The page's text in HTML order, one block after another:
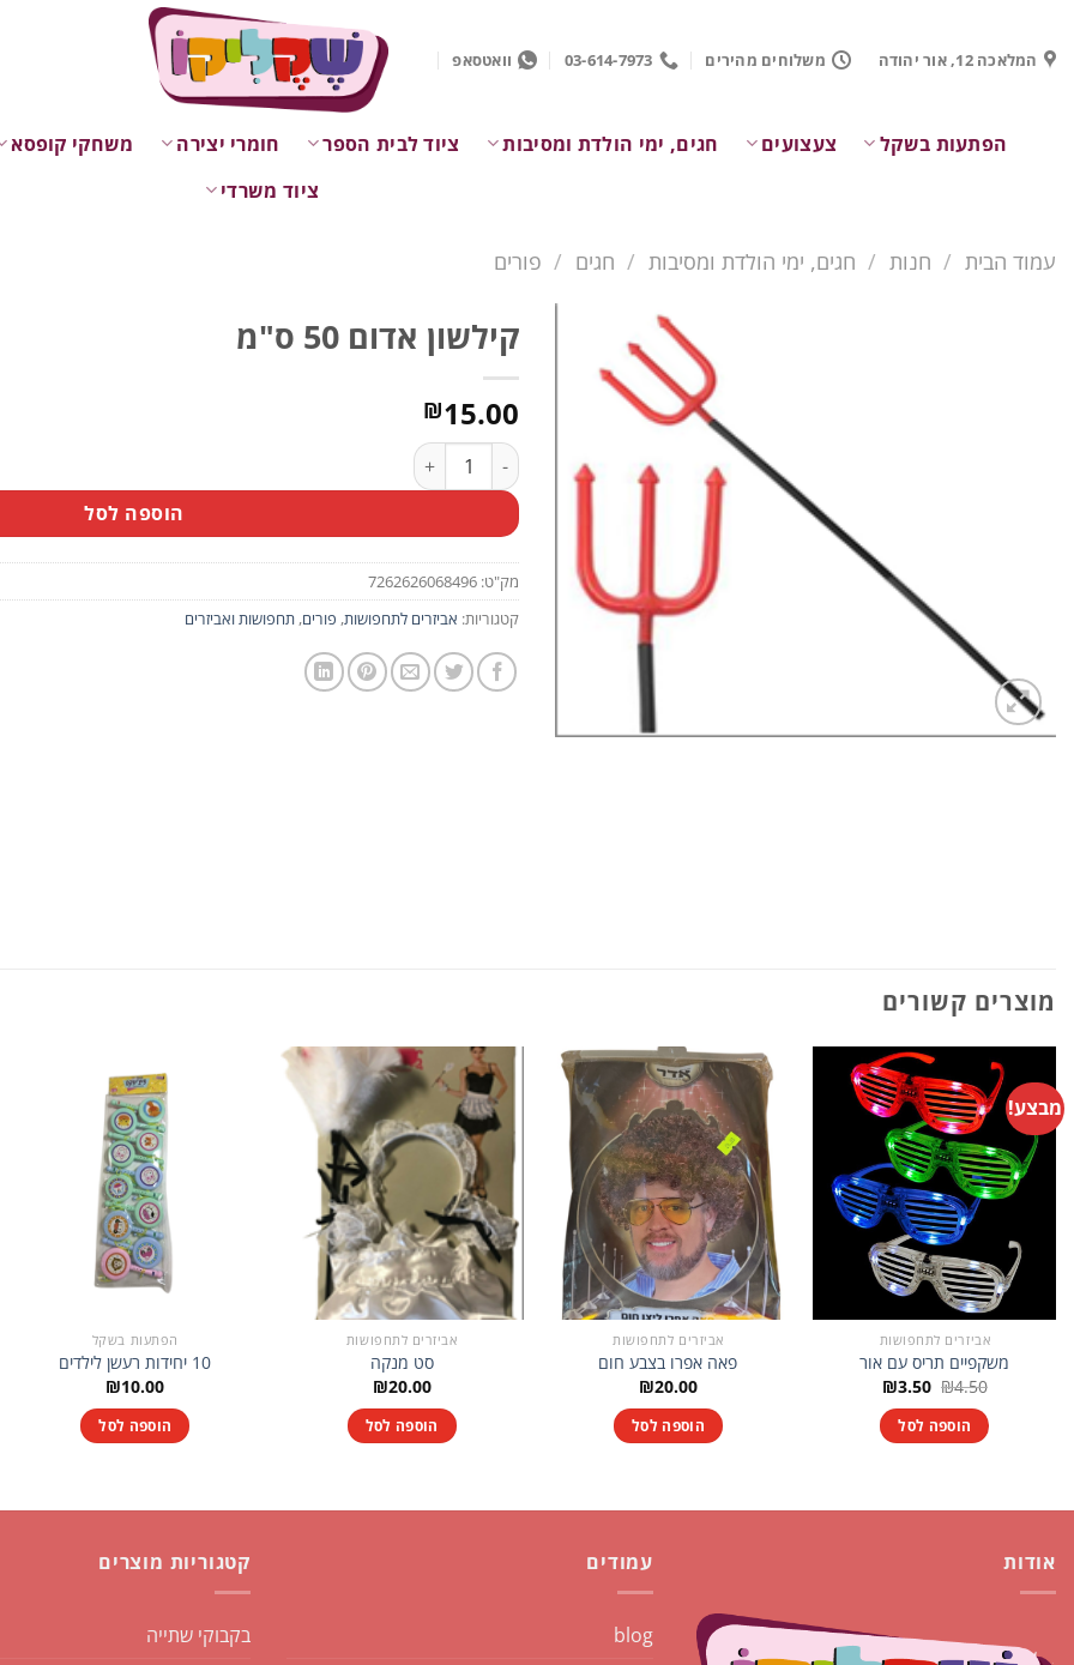
contentהמלאכה 12, אור יהודה משלוחים מהירים 03-614-7973 וואטסאפ
הפתעות בשקל צעצועים חגים, ימי הולדת ומסיבות ציוד לבית הספר חומרי יצירה משחקי קופסא
ציוד משרדי
עמוד הבית / חנות / חגים, ימי הולדת ומסיבות / חגים / פורים
קילשון אדום 50 ס"מ
₪15.00
כמות של קילשון אדום 50 ס"מ
הוספה לסל
מק"ט: 7262626068496
קטגוריות: אביזרים לתחפושות, פורים, תחפושות ואביזרים
מוצרים קשורים
מבצע!
אביזרים לתחפושות
משקפיים תריס עם אור
₪4.50 המחיר
היה:
₪4.50.
₪3.50
הוא:
₪3.50. הוספה לסל
אביזרים לתחפושות
פאה אפרו בצבע חום
₪20.00
הוספה לסל
אביזרים לתחפושות
סט מנקה
₪20.00
הוספה לסל
הפתעות בשקל
10 יחידות רעשן לילדים
₪10.00
הוספה לסל
אודות עמודים
blog
קטגוריות מוצרים
בקבוקי שתייה